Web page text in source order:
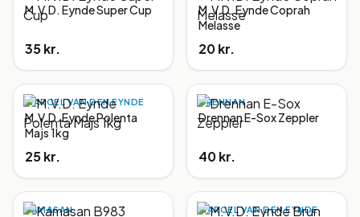
M.V.D. Eynde Super Cup
35 kr.
M.V.D. Eynde Coprah
Melasse
20 kr.
MARCEL VAN DEN EYNDE
M.V.D. Eynde Polenta
Majs 1kg
25 kr.
DRENNAN
Drennan E-Sox Zeppler
40 kr.
KAMASAN MARCEL VAN DEN EYNDE